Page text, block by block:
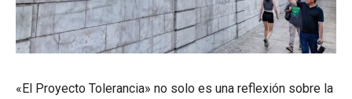
«El Proyecto Tolerancia» no solo es una reflexión sobre la